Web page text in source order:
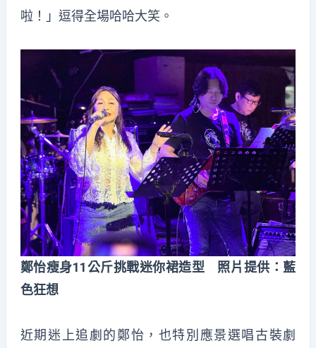
啦！」逗得全場哈哈大笑。
鄭怡瘦身11公斤挑戰迷你裙造型 照片提供：藍
色狂想
近期迷上追劇的鄭怡，也特別應景選唱古裝劇